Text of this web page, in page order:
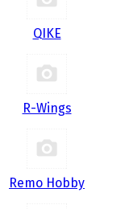
QIKE
R-Wings
Remo Hobby